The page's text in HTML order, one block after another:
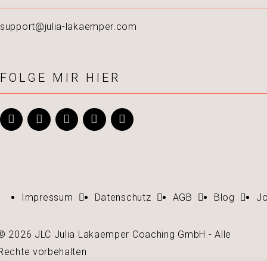
support@julia-lakaemper.com
FOLGE MIR HIER
Impressum Datenschutz AGB Blog
2026 JLC Julia Lakaemper Coaching GmbH - Alle
vorbehalten